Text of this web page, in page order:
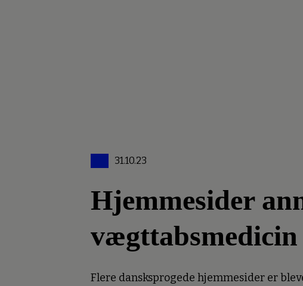
31.10.23
Hjemmesider
vægttabsmedicin
Flere dansksprogede hjemmesider er